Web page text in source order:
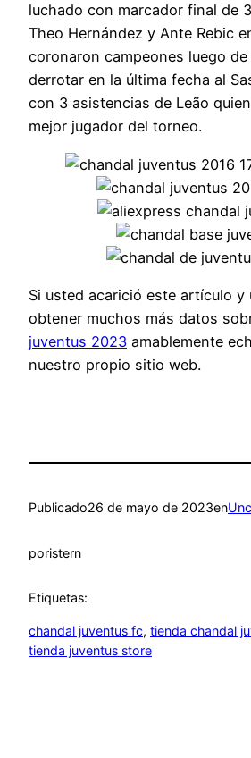
luchado con marcador final de
Theo Hernández y Ante Rebic
coronaron campeones luego de
derrotar en la última fecha al
con 3 asistencias de Leão
mejor jugador del torneo.
Si usted acarició este artículo y
obtener muchos más datos
juventus 2023 amablemente
nuestro propio sitio web.
Publicado26 de mayo de 2023en
poristern
Etiquetas:
chandal juventus fc, tienda chandal
tienda juventus store